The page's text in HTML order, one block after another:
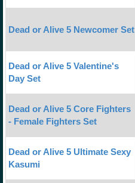
Dead or Alive 5 Newcomer Set
Dead or Alive 5 Valentine's
Day Set
Dead or Alive 5 Core Fighters
- Female Fighters Set
Dead or Alive 5 Ultimate Sexy
Kasumi